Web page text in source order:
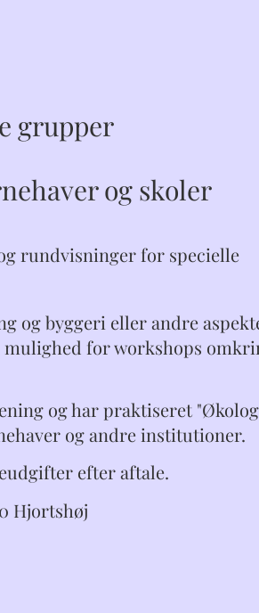
grupper
og skoler
rundvisninger for specielle
og byggeri eller andre
mulighed for workshops
og har praktiseret
og andre institutioner.
efter aftale.
Hjortshøj